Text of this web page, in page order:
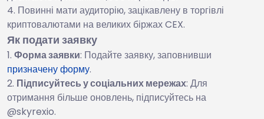
Повинні мати аудиторію, зацікавлену в торгівлі
криптовалютами на великих біржах CEX.
Як подати заявку
Форма заявки: Подайте заявку, заповнивши
призначену форму.
Підписуйтесь у соціальних мережах: Для
отримання більше оновлень, підписуйтесь на
@skyrexio.